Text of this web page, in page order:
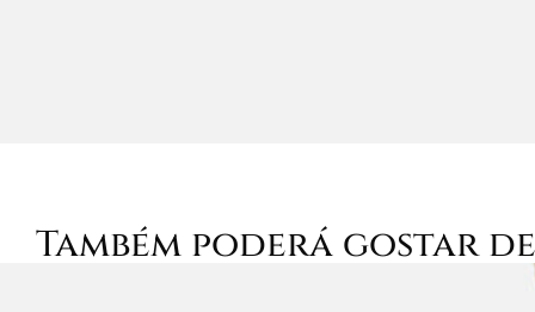
Também poderá gostar de